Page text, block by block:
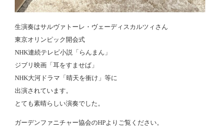
生演奏はサルヴァトーレ・ヴェーディスカルツィさん
東京オリンピック開会式
NHK連続テレビ小説「らんまん」
ジブリ映画「耳をすませば」
NHK大河ドラマ「晴天を衝け」等に
出演されています。
とても素晴らしい演奏でした。
ガーデンファニチャー協会のHPよりご覧ください。